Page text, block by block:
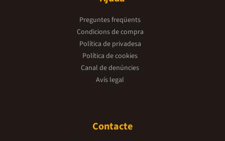
Preguntes freqüents
Condicions de compra
Política de privadesa
Política de cookies
Canal de denúncies
Avís legal
Contacte